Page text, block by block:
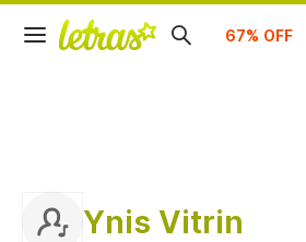
Suscríbete
Ynis Vitrin